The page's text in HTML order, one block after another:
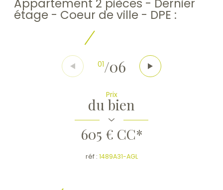
Appartement 2 pièces - Dernier
étage - Coeur de ville - DPE :
01/06
Prix
du bien
605 € CC*
réf : 1489A31-AGL